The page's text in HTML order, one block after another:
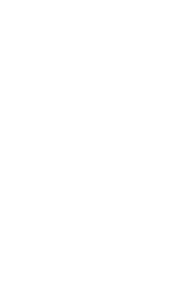
unbequeme
zu stellen
Politik.
Tabus.
origins-
welt/usa-